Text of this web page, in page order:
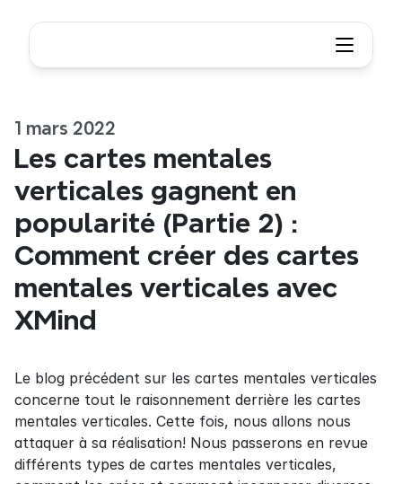
1 mars 2022
Les cartes mentales
verticales gagnent en
popularité (Partie 2) :
Comment créer des cartes
mentales verticales avec
XMind
Le blog précédent sur les cartes mentales verticales
concerne tout le raisonnement derrière les cartes
mentales verticales. Cette fois, nous allons nous
attaquer à sa réalisation! Nous passerons en revue
différents types de cartes mentales verticales,